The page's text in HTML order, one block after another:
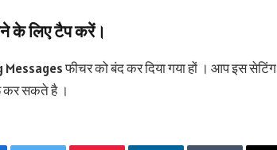
के लिए टैप करें।
फीचर को बंद कर दिया गया हों । आप इस सेटिंग
कर सकते है ।